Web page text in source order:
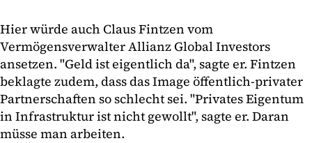
Hier würde auch Claus Fintzen vom
Vermögensverwalter Allianz Global Investors
ansetzen. "Geld ist eigentlich da", sagte er. Fintzen
beklagte zudem, dass das Image öffentlich-privater
Partnerschaften so schlecht sei. "Privates Eigentum
in Infrastruktur ist nicht gewollt", sagte er. Daran
müsse man arbeiten.